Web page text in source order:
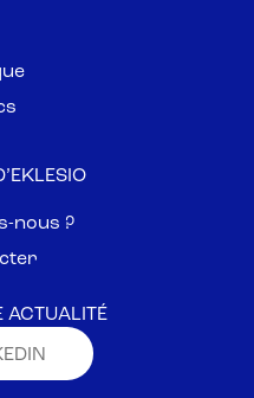
nous ?
ACTUALITÉ